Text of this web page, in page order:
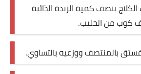
مواضيع ست البيت
كُتب وصفات مجاني
بنصف كمية الزبدة الذائبة
كوب من الحليب.
بالمنتصف ووزعيه بالتساوي.